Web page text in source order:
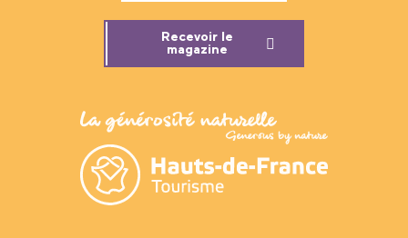
Recevoir le
magazine